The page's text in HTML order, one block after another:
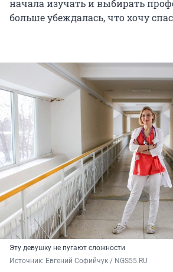
начала изучать и выбирать
больше убеждалась, что хочу
Эту девушку не пугают сложности
Источник: Евгений Софийчук / NGS55.RU